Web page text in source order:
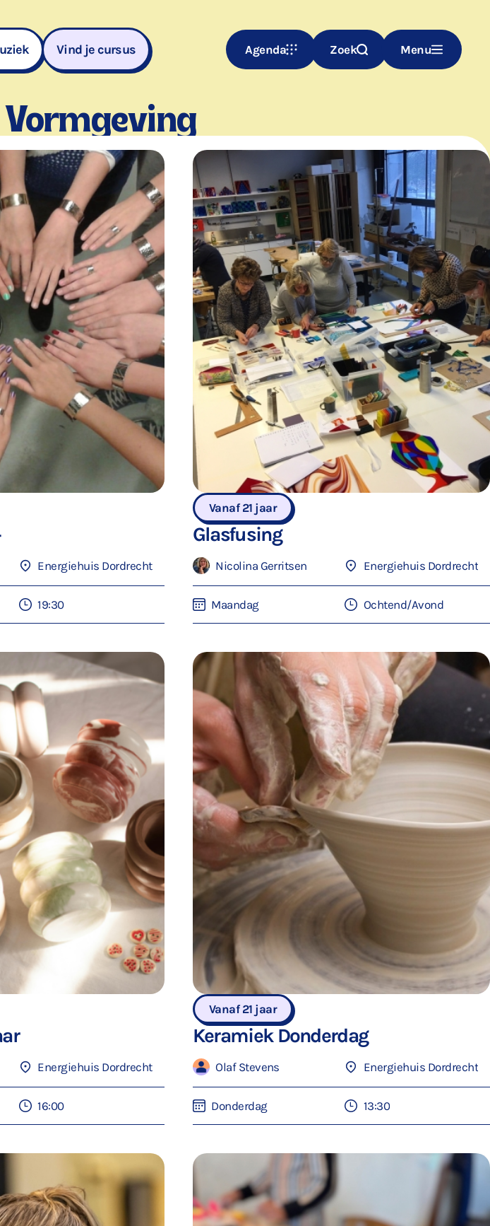
Vind je cursus Agenda Zoek Menu
Energiehuis Dordrecht
19:30
Vanaf 21 jaar
Glasfusing
Nicolina Gerritsen Energiehuis Dordrecht
Maandag Ochtend/Avond
Energiehuis Dordrecht
16:00
Vanaf 21 jaar
Keramiek Donderdag
Olaf Stevens Energiehuis Dordrecht
Donderdag 13:30